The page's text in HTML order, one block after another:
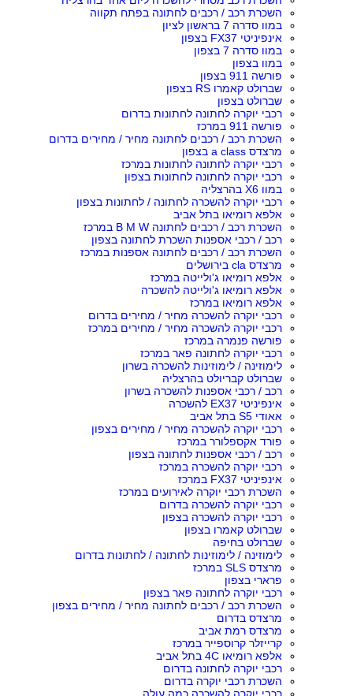
השכרת רכב / רכבים לחתונה בפתח תקווה
במוו סדרה 7 בראשון לציון
אינפיניטי FX37 בצפון
במוו סדרה 7 בצפון
במוו בצפון
פורשה 911 בצפון
שברולט קאמרו RS בצפון
שברולט בצפון
רכבי יוקרה לחתונה לחתונות בדרום
פורשה 911 במרכז
השכרת רכב / רכבים לחתונה מחיר / מחירים בדרום
מרצדס a class בצפון
רכבי יוקרה לחתונה לחתונות במרכז
רכבי יוקרה לחתונה לחתונות בצפון
במוו X6 בהרצליה
רכבי יוקרה להשכרה לחתונה / לחתונות בצפון
אלפא רומיאו בתל אביב
השכרת רכב / רכבים לחתונה B M W במרכז
רכב / רכבי אספנות השכרת לחתונה בצפון
השכרת רכב / רכבים לחתונה אספנות במרכז
מרצדס cla בירושלים
אלפא רומיאו ג'ולייטה במרכז
אלפא רומיאו ג'ולייטה להשכרה
אלפא רומיאו במרכז
רכבי יוקרה להשכרה מחיר / מחירים בדרום
רכבי יוקרה להשכרה מחיר / מחירים במרכז
פורשה פנמרה במרכז
רכבי יוקרה לחתונה פאר במרכז
לימוזינה / לימוזינות להשכרה בשרון
שברולט קבריולט בהרצליה
רכב / רכבי אספנות להשכרה בשרון
אינפיניטי EX37 להשכרה
אאודי S5 בתל אביב
רכבי יוקרה להשכרה מחיר / מחירים בצפון
פורד אקספלורר במרכז
רכב / רכבי אספנות לחתונה בצפון
רכבי יוקרה להשכרה במרכז
אינפיניטי FX37 במרכז
השכרת רכבי יוקרה לאירועים במרכז
רכבי יוקרה להשכרה בדרום
רכבי יוקרה להשכרה בצפון
שברולט קאמרו בצפון
שברולט בחיפה
לימוזינה / לימוזינות לחתונה / לחתונות בדרום
מרצדס SLS במרכז
פרארי בצפון
רכבי יוקרה לחתונה פאר בצפון
השכרת רכב / רכבים לחתונה מחיר / מחירים בצפון
מרצדס בדרום
מרצדס רמת אביב
קרייזלר קרוספייר במרכז
אלפא רומיאו 4C בתל אביב
רכבי יוקרה לחתונה בדרום
השכרת רכבי יוקרה בדרום